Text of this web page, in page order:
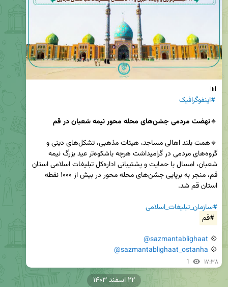
#اینفوگرافیک
🔸نهضت مردمی جشن‌های محله محور نیمه شعبان در قم
#سازمان_تبلیغات_اسلامی
#قم
💠
@sazmantablighaat
💠
@sazmantablighaat_ostanha
1 ۱۷:۳۸
۲۲ اسفند ۱۴۰۳